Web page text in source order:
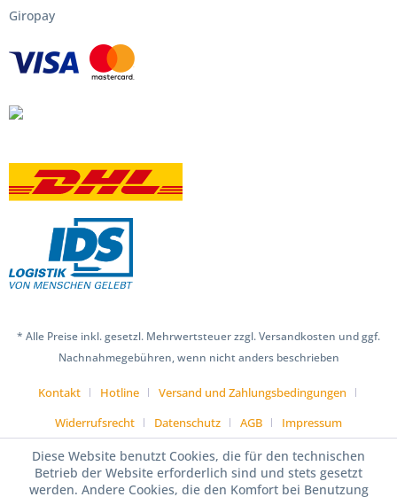
Giropay
* Alle Preise inkl. gesetzl. Mehrwertsteuer zzgl. Versandkosten und ggf.
Nachnahmegebühren, wenn nicht anders beschrieben
Kontakt Hotline
Versand und Zahlungsbedingungen
Widerrufsrecht
Datenschutz AGB Impressum
Diese Website benutzt Cookies, die für den technischen
Betrieb der Website erforderlich sind und stets gesetzt
werden. Andere Cookies, die den Komfort bei Benutzung